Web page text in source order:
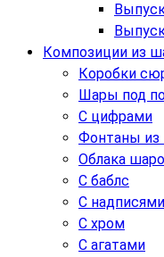
Композиции из
Коробки
Шары под
С цифрами
Фонтаны из
Облака
С баблс
С надписями
С хром
С агатами